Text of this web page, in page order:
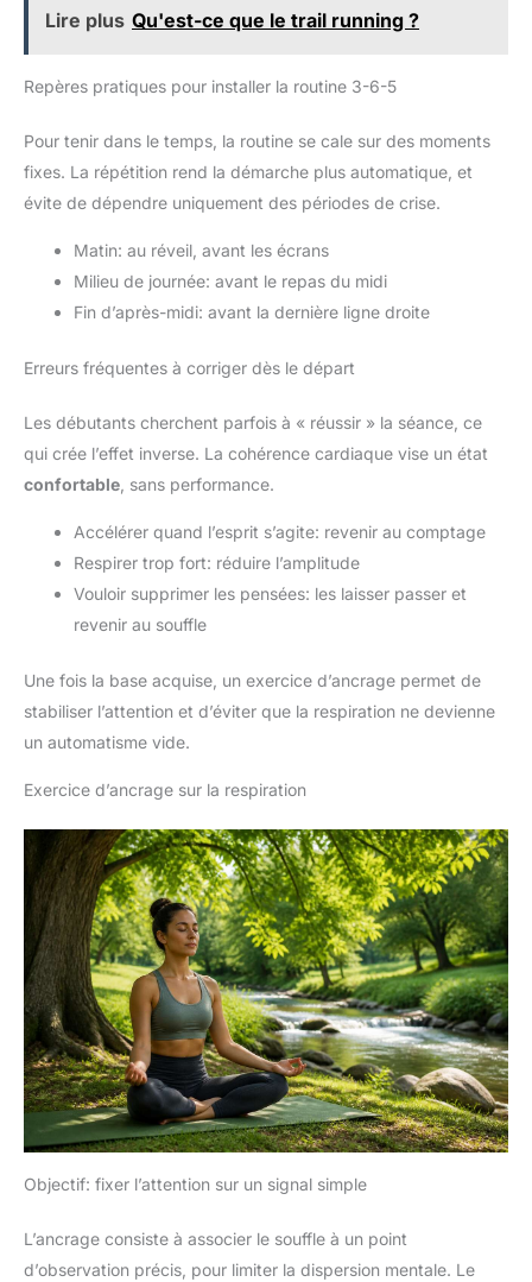
Lire plus Qu'est-ce que le trail running ?
Repères pratiques pour installer la routine 3-6-5
Pour tenir dans le temps, la routine se cale sur des moments
fixes. La répétition rend la démarche plus automatique, et
évite de dépendre uniquement des périodes de crise.
Matin: au réveil, avant les écrans
Milieu de journée: avant le repas du midi
Fin d’après-midi: avant la dernière ligne droite
Erreurs fréquentes à corriger dès le départ
Les débutants cherchent parfois à « réussir » la séance, ce
qui crée l’effet inverse. La cohérence cardiaque vise un état
confortable , sans performance.
Accélérer quand l’esprit s’agite: revenir au comptage
Respirer trop fort: réduire l’amplitude
Vouloir supprimer les pensées: les laisser passer et
revenir au souffle
Une fois la base acquise, un exercice d’ancrage permet de
stabiliser l’attention et d’éviter que la respiration ne devienne
un automatisme vide.
Exercice d’ancrage sur la respiration
Objectif: fixer l’attention sur un signal simple
L’ancrage consiste à associer le souffle à un point
d’observation précis, pour limiter la dispersion mentale. Le